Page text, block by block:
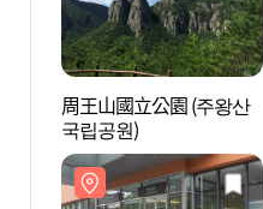
周王山國立公園 (주왕산
국립공원)